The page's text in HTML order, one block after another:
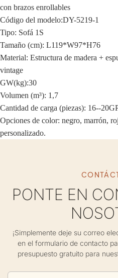
con brazos enrollables
Código del modelo:DY-5219-1
Tipo: Sofá 1S
Tamaño (cm): L119*W97*H76
Material: Estructura de madera +
vintage
GW(kg):30
Volumen (m³): 1,7
Cantidad de carga (piezas): 16--
Opciones de color: negro, marrón,
personalizado.
PONTE EN
¡Simplemente deje su correo
en el formulario de contacto
presupuesto gratuito para